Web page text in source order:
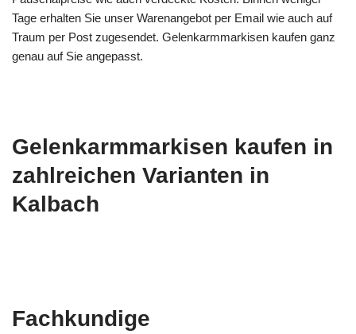
Tage erhalten Sie unser Warenangebot per Email wie auch auf
Traum per Post zugesendet. Gelenkarmmarkisen kaufen ganz
genau auf Sie angepasst.
Gelenkarmmarkisen kaufen in
zahlreichen Varianten in
Kalbach
Fachkundige